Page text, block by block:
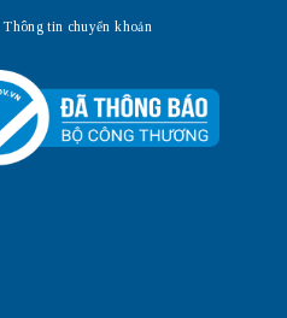
Thông tin chuyển khoản